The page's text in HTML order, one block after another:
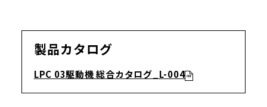
製品カタログ
LPC 03駆動機 総合カタログ_L-004